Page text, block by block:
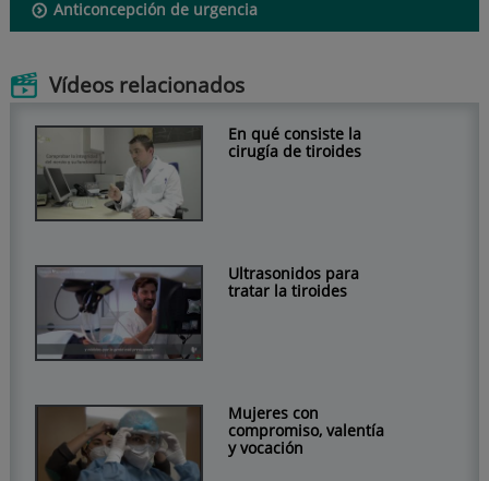
Anticoncepción de urgencia
Vídeos relacionados
En qué consiste la
cirugía de tiroides
Ultrasonidos para
tratar la tiroides
Mujeres con
compromiso, valentía
y vocación